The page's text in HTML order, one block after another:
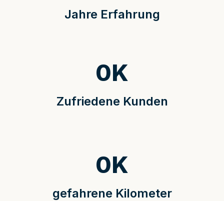
Jahre Erfahrung
Zufriedene Kunden
0K
gefahrene Kilometer
0K